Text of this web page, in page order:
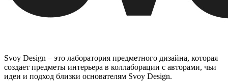
Svoy Design – это лаборатория предметного дизайна, которая
создает предметы интерьера в коллаборации с авторами, чьи
идеи и подход близки основателям Svoy Design.